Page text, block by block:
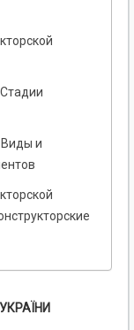
и